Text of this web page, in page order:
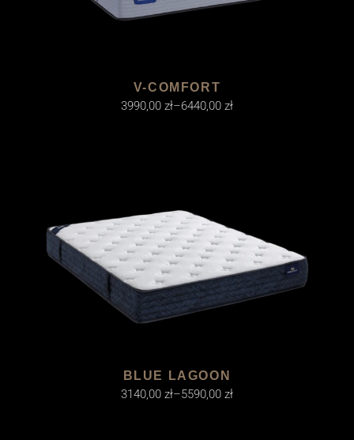
V-COMFORT
3990,00 zł–6440,00 zł
BLUE LAGOON
3140,00 zł–5590,00 zł